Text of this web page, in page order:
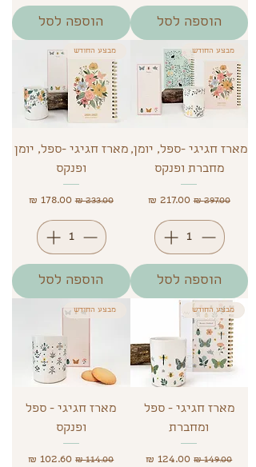
הוספה לסל הוספה לסל
מבצע החודש
מארז חגיגי -ספל, יומן,
מחברת ופנקס
מחיר רגיל‏297.00 ‏₪ מחיר מבצע‏217.00 ‏₪
הוספה לסל
מבצע החודש
מארז חגיגי -ספל, יומן
ופנקס
מחיר רגיל‏233.00 ‏₪ מחיר מבצע‏178.00 ‏₪
הוספה לסל
מבצע החודש
מארז חגיגי - ספל
ומחברת
מחיר רגיל‏149.00 ‏₪ מחיר מבצע
מבצע החודש
מארז חגיגי - ספל
ופנקס
מחיר רגיל‏114.00 ‏₪ מחיר מבצע